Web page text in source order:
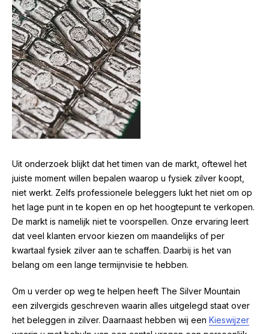
Uit onderzoek blijkt dat het timen van de markt, oftewel het
juiste moment willen bepalen waarop u fysiek zilver koopt,
niet werkt. Zelfs professionele beleggers lukt het niet om op
het lage punt in te kopen en op het hoogtepunt te verkopen.
De markt is namelijk niet te voorspellen. Onze ervaring leert
dat veel klanten ervoor kiezen om maandelijks of per
kwartaal fysiek zilver aan te schaffen. Daarbij is het van
belang om een lange termijnvisie te hebben.
Om u verder op weg te helpen heeft The Silver Mountain
een zilvergids geschreven waarin alles uitgelegd staat over
het beleggen in zilver. Daarnaast hebben wij een Kieswijzer